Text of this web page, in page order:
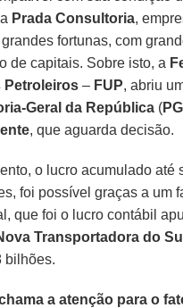
Prada Consultoria,
fortunas, com
de capitais. Sobre isto, a
Petroleiros – FUP, abriu
Geral da República (
, que aguarda decisão.
o lucro acumulado até
foi possível graças a um
que foi o lucro contábil
Transportadora do
bilhões.
a atenção para o